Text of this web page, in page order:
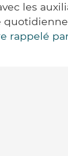
les
rappelé